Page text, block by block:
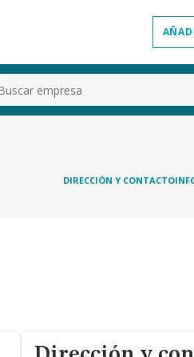
DIRECCIÓN Y CONTACTO